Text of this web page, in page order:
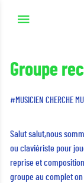
Groupe
MUSICIEN CHERCHE
Salut salut,nous
ou claviériste pour
reprise et
groupe au complet